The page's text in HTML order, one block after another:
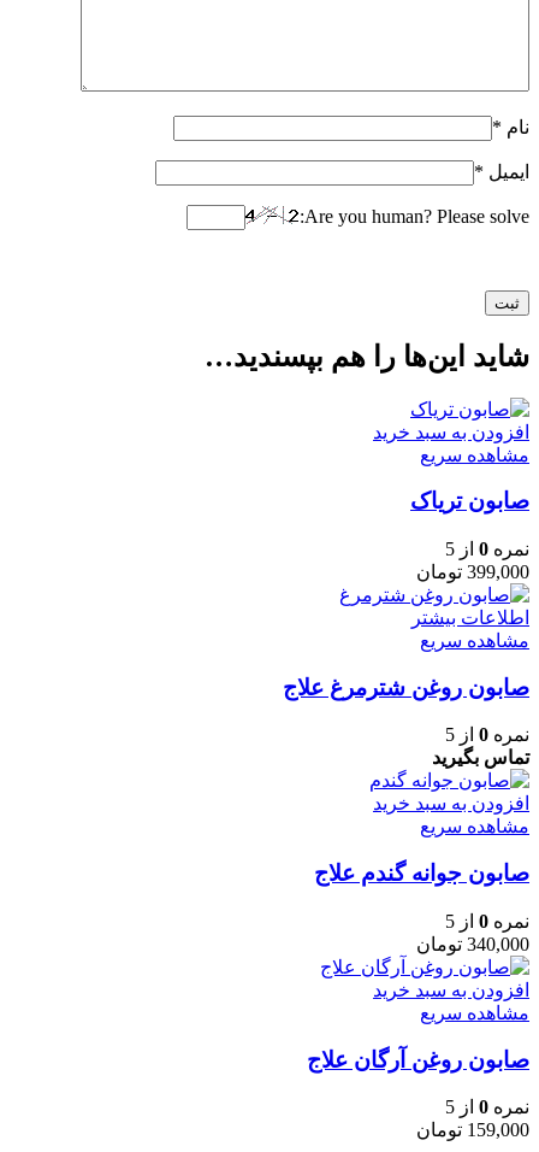
نام *
ایمیل *
Are you human? Please solve:
شاید این‌ها را هم بپسندید…
افزودن به سبد خرید
مشاهده سریع
صابون تریاک
نمره 0 از 5
399,000 تومان
اطلاعات بیشتر
مشاهده سریع
صابون روغن شترمرغ علاج
نمره 0 از 5
تماس بگیرید
افزودن به سبد خرید
مشاهده سریع
صابون جوانه گندم علاج
نمره 0 از 5
340,000 تومان
افزودن به سبد خرید
مشاهده سریع
صابون روغن آرگان علاج
نمره 0 از 5
159,000 تومان